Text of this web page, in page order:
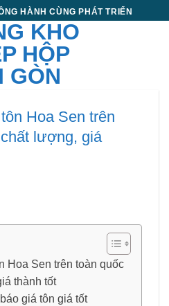
HÀNH CÙNG PHÁT TRIỂN
Hoa Sen trên
lượng, giá
Hoa Sen trên toàn quốc
thành tốt
giá tôn giá tốt